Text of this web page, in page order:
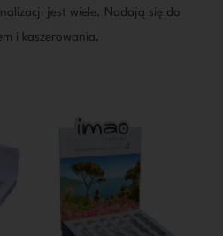
jest wiele. Nadają się do
i kaszerowania.